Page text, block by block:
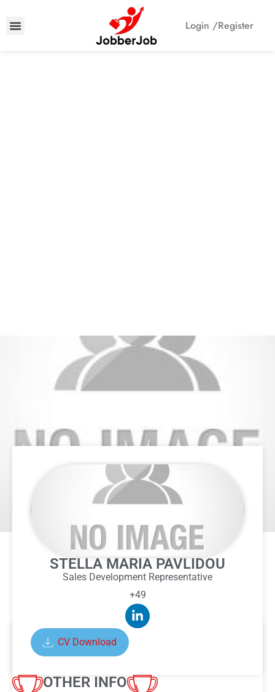
Login /Register
STELLA MARIA PAVLIDOU
Sales Development Representative
+49
CV Download
OTHER INFO
ABOUT STELLA MARIA
PAVLIDOU